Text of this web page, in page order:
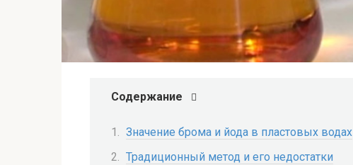
Содержание
Значение брома и йода в пластовых водах
Традиционный метод и его недостатки